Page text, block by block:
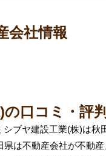
会社情報
口コミ・評
ブヤ建設工業(株)は秋
は不動産会社が不動